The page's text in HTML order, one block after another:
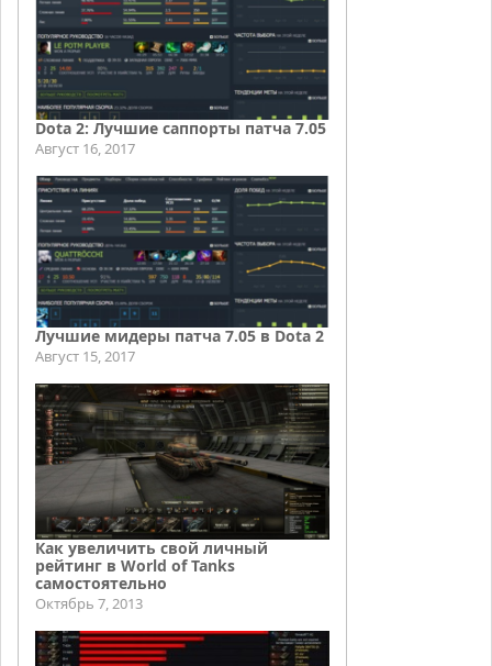
Dota 2: Лучшие саппорты патча 7.05
Август 16, 2017
Лучшие мидеры патча 7.05 в Dota 2
Август 15, 2017
Как увеличить свой личный
рейтинг в World of Tanks
самостоятельно
Октябрь 7, 2013